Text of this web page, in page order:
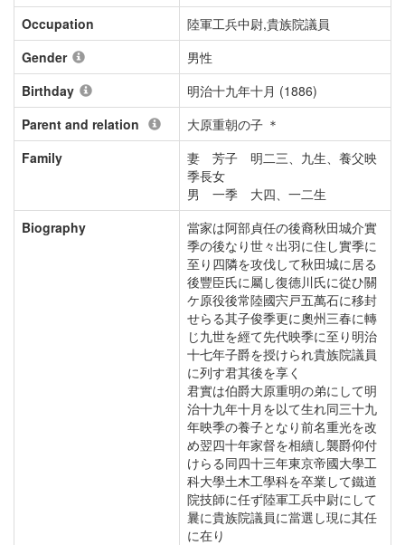
Occupation
陸軍工兵中尉,貴族院議員
Gender
男性
Birthday
明治十九年十月 (1886)
Parent and relation
大原重朝の子 ＊
Family
妻 芳子 明二三、九生、養父映
季長女
男 一季 大四、一二生
Biography
當家は阿部貞任の後裔秋田城介實
季の後なり世々出羽に住し實季に
至り四隣を攻伐して秋田城に居る
後豐臣氏に屬し復德川氏に從ひ關
ケ原役後常陸國宍戸五萬石に移封
せらる其子俊季更に奧州三春に轉
じ九世を經て先代映季に至り明治
十七年子爵を授けられ貴族院議員
に列す君其後を享く
君實は伯爵大原重明の弟にして明
治十九年十月を以て生れ同三十九
年映季の養子となり前名重光を改
め翌四十年家督を相續し襲爵仰付
けらる同四十三年東京帝國大學工
科大學土木工學科を卒業して鐵道
院技師に任ず陸軍工兵中尉にして
曩に貴族院議員に當選し現に其任
に在り